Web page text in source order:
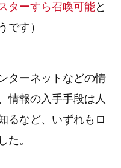
ターすら召喚可能と
です）
ターネットなどの情
情報の入手手段は人
るなど、いずれもロ
た。